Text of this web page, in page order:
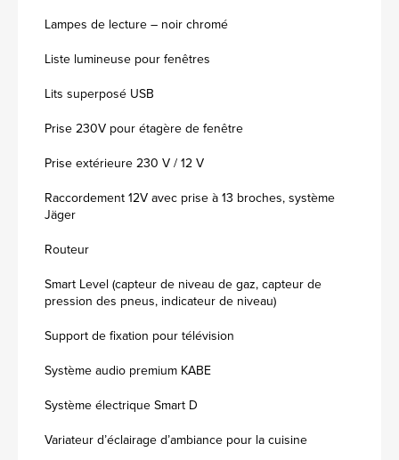
Lampes de lecture – noir chromé
Liste lumineuse pour fenêtres
Lits superposé USB
Prise 230V pour étagère de fenêtre
Prise extérieure 230 V / 12 V
Raccordement 12V avec prise à 13 broches, système
Jäger
Routeur
Smart Level (capteur de niveau de gaz, capteur de
pression des pneus, indicateur de niveau)
Support de fixation pour télévision
Système audio premium KABE
Système électrique Smart D
Variateur d’éclairage d’ambiance pour la cuisine